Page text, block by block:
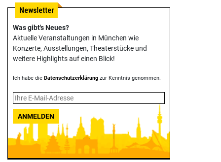
Was gibt's Neues?
Aktuelle Veranstaltungen in München wie
Konzerte, Ausstellungen, Theater­stücke und
weitere Highlights auf einen Blick!
Ich habe die Datenschutzerklärung zur Kenntnis genommen.
ANMELDEN